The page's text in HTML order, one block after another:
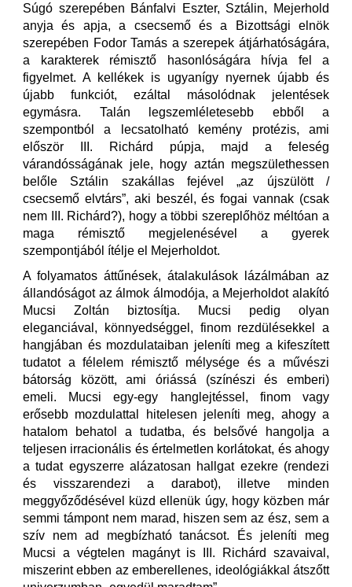
Súgó szerepében Bánfalvi Eszter, Sztálin, Mejerhold
anyja és apja, a csecsemő és a Bizottsági elnök
szerepében Fodor Tamás a szerepek átjárhatóságára,
a karakterek rémisztő hasonlóságára hívja fel a
figyelmet. A kellékek is ugyanígy nyernek újabb és
újabb funkciót, ezáltal másolódnak jelentések
egymásra. Talán legszemléletesebb ebből a
szempontból a lecsatolható kemény protézis, ami
először III. Richárd púpja, majd a feleség
várandósságának jele, hogy aztán megszülethessen
belőle Sztálin szakállas fejével „az újszülött /
csecsemő elvtárs”, aki beszél, és fogai vannak (csak
nem III. Richárd?), hogy a többi szereplőhöz méltóan a
maga rémisztő megjelenésével a gyerek
szempontjából ítélje el Mejerholdot.
A folyamatos áttűnések, átalakulások lázálmában az
állandóságot az álmok álmodója, a Mejerholdot alakító
Mucsi Zoltán biztosítja. Mucsi pedig olyan
eleganciával, könnyedséggel, finom rezdülésekkel a
hangjában és mozdulataiban jeleníti meg a kifeszített
tudatot a félelem rémisztő mélysége és a művészi
bátorság között, ami óriássá (színészi és emberi)
emeli. Mucsi egy-egy hanglejtéssel, finom vagy
erősebb mozdulattal hitelesen jeleníti meg, ahogy a
hatalom behatol a tudatba, és belsővé hangolja a
teljesen irracionális és értelmetlen korlátokat, és ahogy
a tudat egyszerre alázatosan hallgat ezekre (rendezi
és visszarendezi a darabot), illetve minden
meggyőződésével küzd ellenük úgy, hogy közben már
semmi támpont nem marad, hiszen sem az ész, sem a
szív nem ad megbízható tanácsot. És jeleníti meg
Mucsi a végtelen magányt is III. Richárd szavaival,
miszerint ebben az emberellenes, ideológiákkal átszőtt